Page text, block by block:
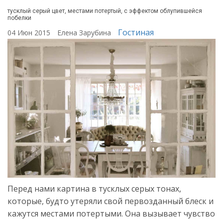
тусклый серый цвет, местами потертый, с эффектом облупившейся
побелки
04 Июн 2015 Елена Зарубина Гостиная
Перед нами картина в тусклых серых тонах,
которые, будто утеряли свой первозданный блеск и
кажутся местами потертыми. Она вызывает чувство